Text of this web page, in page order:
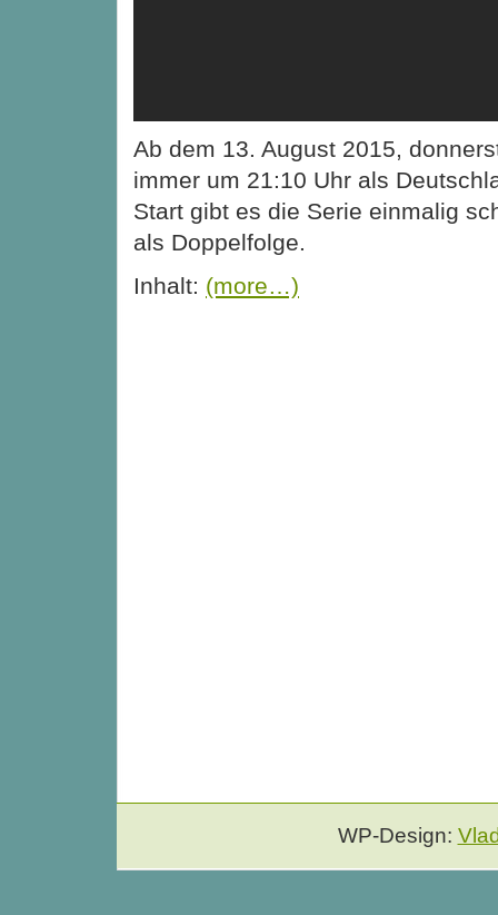
Ab dem 13. August 2015,
immer um 21:10 Uhr als
Start gibt es die Serie einmalig
als Doppelfolge.
Inhalt: (more…)
WP-Design: